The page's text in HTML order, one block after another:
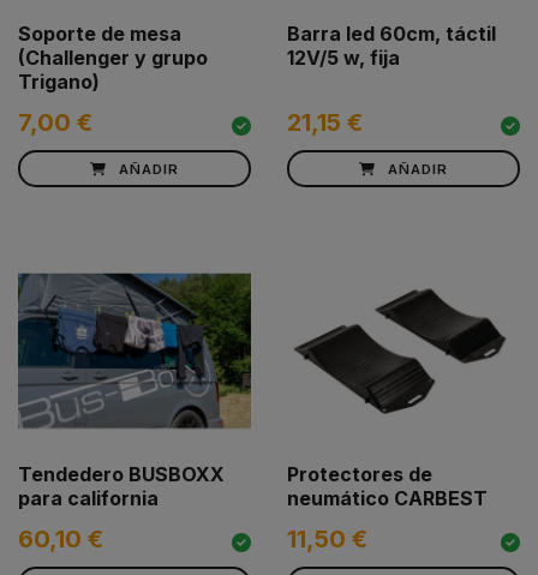
Soporte de mesa
(Challenger y grupo
Trigano)
7,00 €
AÑADIR
Barra led 60cm, táctil
12V/5 w, fija
21,15 €
AÑADIR
Tendedero BUSBOXX
para california
60,10 €
Protectores de
neumático CARBEST
11,50 €